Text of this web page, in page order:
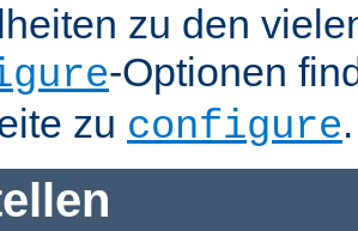
zu den
-Optionen
zu configure.